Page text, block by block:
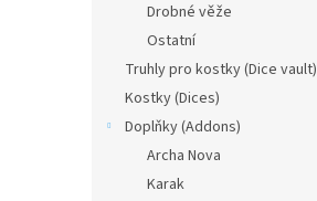
Drobné věže
Ostatní
Truhly pro kostky (Dice vault)
Kostky (Dices)
Doplňky (Addons)
Archa Nova
Karak